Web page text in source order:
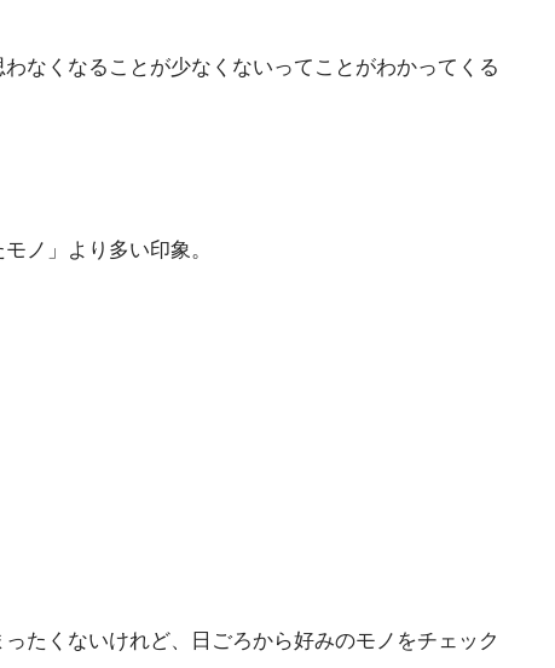
なくなることが少なくないってことがわかってくる
ノ」より多い印象。
たくないけれど、日ごろから好みのモノをチェック